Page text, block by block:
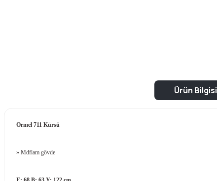
Ürün Bilgisi
Ormel 711 Kürsü
» Mdflam gövde